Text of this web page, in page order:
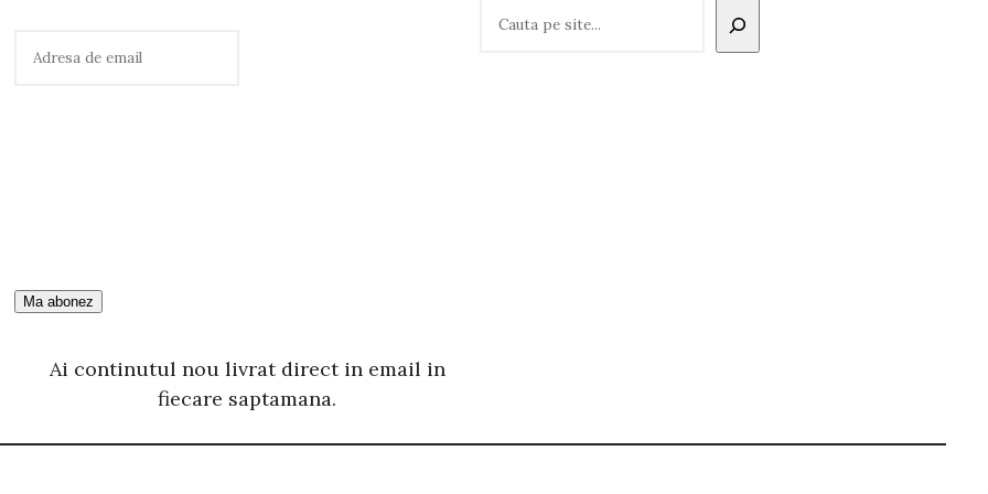
Ai continutul nou livrat direct in email in
fiecare saptamana.